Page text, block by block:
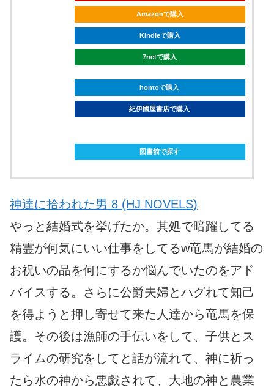
Amazonで購入
Kindleで購入
7netで購入
hontoで購入
紀伊國屋書店で購入
図書館で探す
神達に拾われた男 8 (HJ NOVELS)
やっと結婚式を挙げたか。其処で暗躍してる
精霊が何気にいい仕事をしてるw竜馬が結婚の
お祝いの品を何にするか悩んでいたのをアド
バイスする。さらに公爵夫婦とハグれて知己
を得ようと押し寄せて来た人達から竜馬を保
護。その後は漁師の手伝いをして、子供とス
ライムの研究をしてと話が流れて、神に祈っ
たら水の神から悪戯されて、大地の神と農業